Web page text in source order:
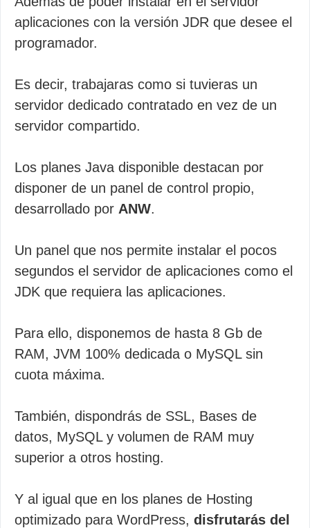
aplicaciones con la versión JDR que desee el
programador.
Es decir, trabajaras como si tuvieras un
servidor dedicado contratado en vez de un
servidor compartido.
Los planes Java disponible destacan por
disponer de un panel de control propio,
desarrollado por ANW.
Un panel que nos permite instalar el pocos
segundos el servidor de aplicaciones como el
JDK que requiera las aplicaciones.
Para ello, disponemos de hasta 8 Gb de
RAM, JVM 100% dedicada o MySQL sin
cuota máxima.
También, dispondrás de SSL, Bases de
datos, MySQL y volumen de RAM muy
superior a otros hosting.
Y al igual que en los planes de Hosting
optimizado para WordPress, disfrutarás del